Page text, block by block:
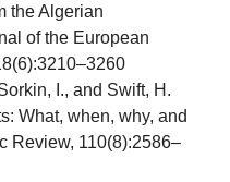
the Algerian
of the European
I., and Swift, H.
What, when, why, and
Review, 110(8):2586–